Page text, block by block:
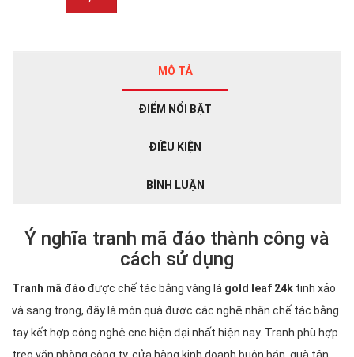
MÔ TẢ
ĐIỂM NỔI BẬT
ĐIỀU KIỆN
BÌNH LUẬN
Ý nghĩa tranh mã đáo thành công và
cách sử dụng
Tranh mã đáo được chế tác bằng vàng lá gold leaf 24k tinh xảo
và sang trọng, đây là món quà được các nghệ nhân chế tác bằng
tay kết hợp công nghệ cnc hiện đại nhất hiện nay. Tranh phù hợp
treo văn phòng công ty, cửa hàng kinh doanh buôn bán, quà tân